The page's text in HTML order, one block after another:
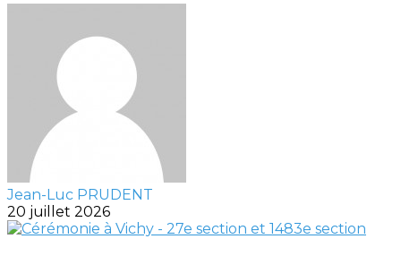
Jean-Luc PRUDENT
20 juillet 2026